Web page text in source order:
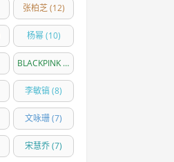
张柏芝(12)
杨幂(10)
BLACKPINK
李敏镐(8)
文咏珊(7)
宋慧乔(7)